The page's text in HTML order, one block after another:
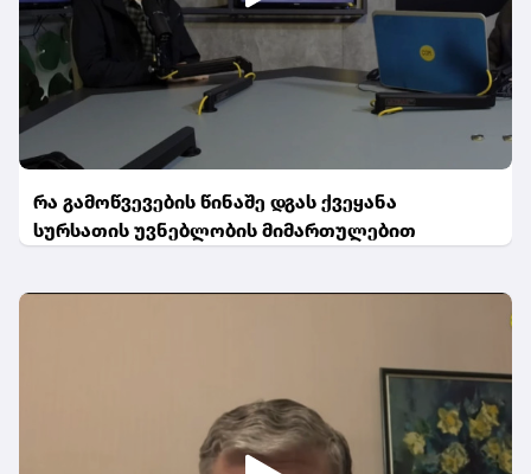
რა გამოწვევების წინაშე დგას ქვეყანა
სურსათის უვნებლობის მიმართულებით